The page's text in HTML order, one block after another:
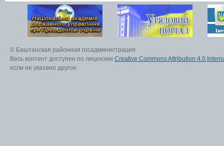
© Баштанская районная госадминистрация
Весь контент доступен по лицензии Creative Commons Attribution 4.0
если не указано другое.